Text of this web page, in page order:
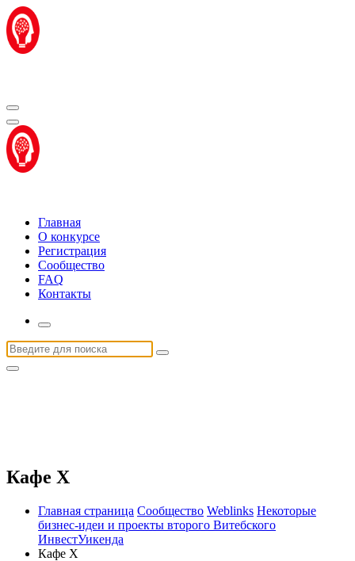
Перейти
к
содержимому
Главная
О конкурсе
Регистрация
Сообщество
FAQ
Контакты
Искать:
Кафе Х
Главная страница Сообщество Weblinks Некоторые
бизнес-идеи и проекты второго Витебского
ИнвестУикенда
Кафе Х